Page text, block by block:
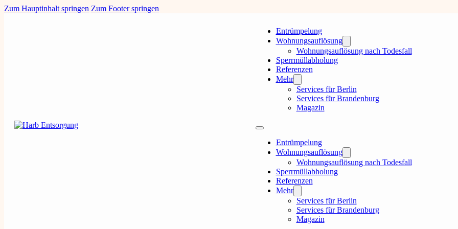
Zum Hauptinhalt springen Zum Footer springen
Entrümpelung
Wohnungsauflösung
Wohnungsauflösung nach Todesfall
Sperrmüllabholung
Referenzen
Mehr
Services für Berlin
Services für Brandenburg
Magazin
Entrümpelung
Wohnungsauflösung
Wohnungsauflösung nach Todesfall
Sperrmüllabholung
Referenzen
Mehr
Services für Berlin
Services für Brandenburg
Magazin